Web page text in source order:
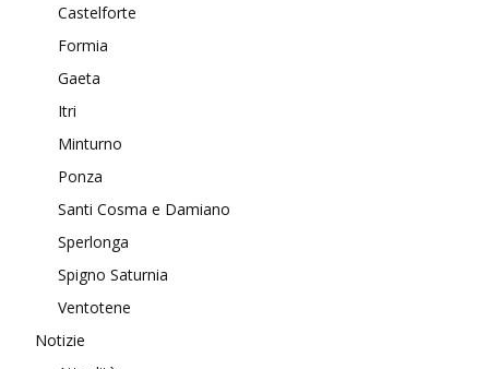
Castelforte
Formia
Gaeta
Itri
Minturno
Ponza
Santi Cosma e Damiano
Sperlonga
Spigno Saturnia
Ventotene
Notizie